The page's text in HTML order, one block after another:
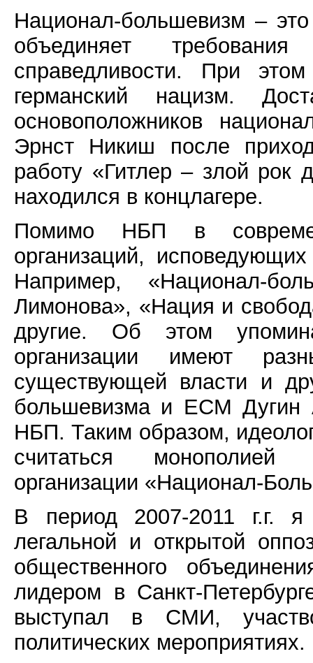
Национал-большевизм – это
объединяет
справедливости. При
германский нацизм.
основоположников
Эрнст Никиш после
работу «Гитлер – злой рок
находился в концлагере.
Помимо НБП в
организаций,
Например, «Национал-
Лимонова», «Нация и
другие. Об этом
организации имеют
существующей власти и
большевизма и ЕСМ Дугин
НБП. Таким образом,
считаться монополией
организации «Национал-
В период 2007-2011 г.г.
легальной и открытой
общественного
лидером в Санкт-
выступал в СМИ,
политических мероприятиях.